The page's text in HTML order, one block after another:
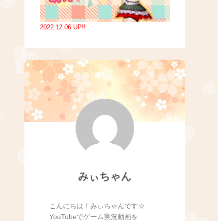
2022.12.06 UP!!
みぃちゃん
こんにちは！みぃちゃんです☆
YouTubeでゲーム実況動画を